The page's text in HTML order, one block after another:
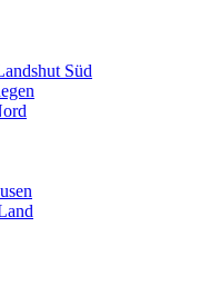
Süd